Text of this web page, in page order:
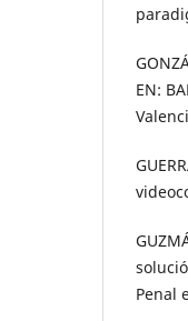
EN:
Penal